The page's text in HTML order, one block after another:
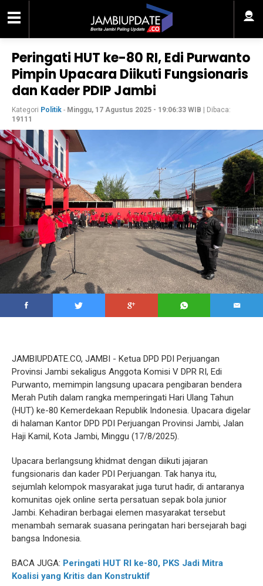
Peringati HUT ke-80 RI, Edi Purwanto
Pimpin Upacara Diikuti Fungsionaris
dan Kader PDIP Jambi
Kategori Politik - Minggu, 17 Agustus 2025 - 19:06:33 WIB | Dibaca:
19111
JAMBIUPDATE.CO, JAMBI - Ketua DPD PDI Perjuangan
Provinsi Jambi sekaligus Anggota Komisi V DPR RI, Edi
Purwanto, memimpin langsung upacara pengibaran bendera
Merah Putih dalam rangka memperingati Hari Ulang Tahun
(HUT) ke-80 Kemerdekaan Republik Indonesia. Upacara digelar
di halaman Kantor DPD PDI Perjuangan Provinsi Jambi, Jalan
Haji Kamil, Kota Jambi, Minggu (17/8/2025).
Upacara berlangsung khidmat dengan diikuti jajaran
fungsionaris dan kader PDI Perjuangan. Tak hanya itu,
sejumlah kelompok masyarakat juga turut hadir, di antaranya
komunitas ojek online serta persatuan sepak bola junior
Jambi. Kehadiran berbagai elemen masyarakat tersebut
menambah semarak suasana peringatan hari bersejarah bagi
bangsa Indonesia.
BACA JUGA: Peringati HUT RI ke-80, PKS Jadi Mitra
Koalisi yang Kritis dan Konstruktif